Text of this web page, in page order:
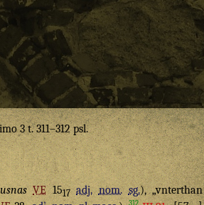
3 t. 311–312 psl.
VE1517 adj. nom. sg.), „vnterthan